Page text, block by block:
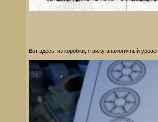
Вот здесь, из коробки, я вижу аналогичный